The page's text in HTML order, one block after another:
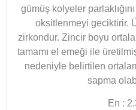
gümüş kolyeler
oksitlenmeyi geciktirir.
zirkondur. Zincir boyu
tamamı el emeği ile
nedeniyle belirtilen
sapma
En :